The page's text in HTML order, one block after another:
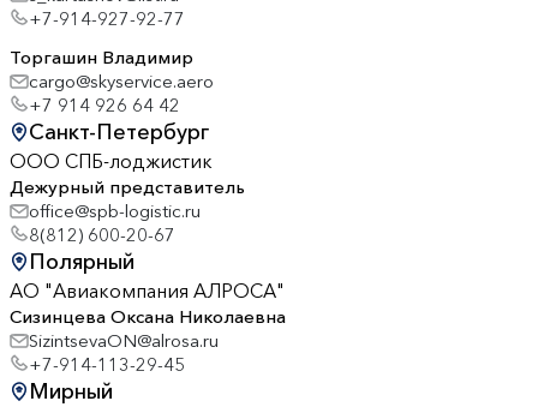
+7-914-927-92-77
Торгашин Владимир
cargo@skyservice.aero
+7 914 926 64 42
Санкт-Петербург
ООО СПБ-лоджистик
Дежурный представитель
office@spb-logistic.ru
8(812) 600-20-67
Полярный
АО "Авиакомпания АЛРОСА"
Сизинцева Оксана Николаевна
SizintsevaON@alrosa.ru
+7-914-113-29-45
Мирный